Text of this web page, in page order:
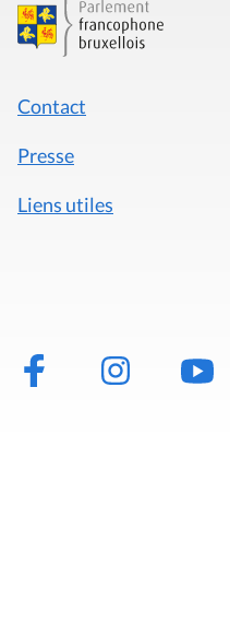
Déclaration d'accessibilité